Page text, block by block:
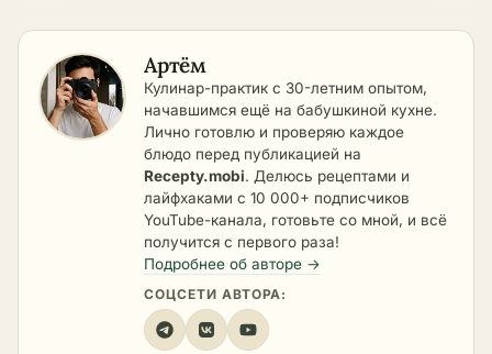
Артём
Кулинар-практик с 30-летним опытом,
начавшимся ещё на бабушкиной кухне.
Лично готовлю и проверяю каждое
блюдо перед публикацией на
Recepty.mobi. Делюсь рецептами и
лайфхаками с 10 000+ подписчиков
YouTube-канала, готовьте со мной, и всё
получится с первого раза!
Подробнее об авторе →
СОЦСЕТИ АВТОРА: